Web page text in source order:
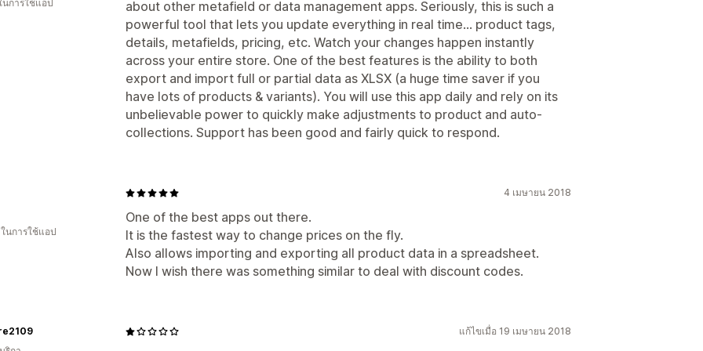
about other metafield or data management apps. Seriously, this is such a
powerful tool that lets you update everything in real time... product tags,
details, metafields, pricing, etc. Watch your changes happen instantly
across your entire store. One of the best features is the ability to both
export and import full or partial data as XLSX (a huge time saver if you
have lots of products & variants). You will use this app daily and rely on its
unbelievable power to quickly make adjustments to product and auto-
collections. Support has been good and fairly quick to respond.
การใช้แอป
4 เมษายน 2018
One of the best apps out there.
It is the fastest way to change prices on the fly.
Also allows importing and exporting all product data in a spreadsheet.
Now I wish there was something similar to deal with discount codes.
นการใช้แอป
แก้ไขเมื่อ 19 เมษายน 2018